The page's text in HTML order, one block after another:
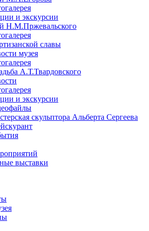
и экскурсии
Н.М.Пржевальского
славы
музея
А.Т.Твардовского
и экскурсии
скульптора Альберта Сергеева
выставки